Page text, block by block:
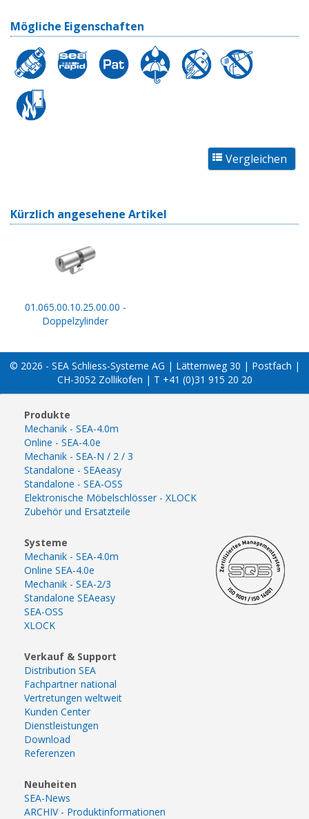
Mögliche Eigenschaften
Kürzlich angesehene Artikel
01.065.00.10.25.00.00 -
Doppelzylinder
© 2026 - SEA Schliess-Systeme AG | Lätternweg 30 | Postfach |
CH-3052 Zollikofen | T +41 (0)31 915 20 20
Produkte
Mechanik - SEA-4.0m
Online - SEA-4.0e
Mechanik - SEA-N / 2 / 3
Standalone - SEAeasy
Standalone - SEA-OSS
Elektronische Möbelschlösser - XLOCK
Zubehör und Ersatzteile
Systeme
Mechanik - SEA-4.0m
Online SEA-4.0e
Mechanik - SEA-2/3
Standalone SEAeasy
SEA-OSS
XLOCK
Verkauf & Support
Distribution SEA
Fachpartner national
Vertretungen weltweit
Kunden Center
Dienstleistungen
Download
Referenzen
Neuheiten
SEA-News
ARCHIV - Produktinformationen